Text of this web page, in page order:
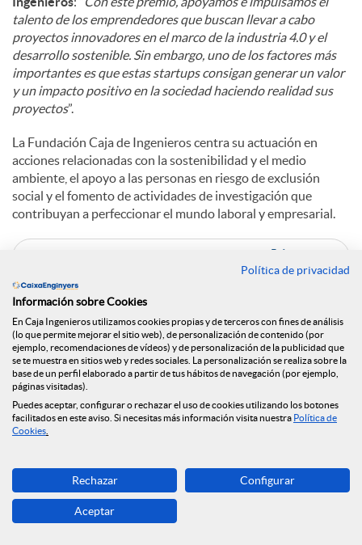
talento de los emprendedores que buscan llevar a cabo
proyectos innovadores en el marco de la industria 4.0 y el
desarrollo sostenible. Sin embargo, uno de los factores más
importantes es que estas startups consigan generar un valor
y un impacto positivo en la sociedad haciendo realidad sus
proyectos”.
La Fundación Caja de Ingenieros centra su actuación en
acciones relacionadas con la sostenibilidad y el medio
ambiente, el apoyo a las personas en riesgo de exclusión
social y el fomento de actividades de investigación que
contribuyan a perfeccionar el mundo laboral y empresarial.
C
o
m
p
a
Noticias relacionadas
El Grupo Caja Ingenieros se vuelca en el apoyo a
los afectados por la DANA
#CEApropa, la oficina bancaria móvil de Caja
Ingenieros, enciende motores
Política de privacidad
Información sobre Cookies
En Caja Ingenieros utilizamos cookies propias y de terceros con fines de análisis
(lo que permite mejorar el sitio web), de personalización de contenido (por
ejemplo, recomendaciones de vídeos) y de personalización de la publicidad que
se te muestra en sitios web y redes sociales. La personalización se realiza sobre la
base de un perfil elaborado a partir de tus hábitos de navegación (por ejemplo,
páginas visitadas).
Puedes aceptar, configurar o rechazar el uso de cookies utilizando los botones
facilitados en este aviso. Si necesitas más información visita nuestra Política de
Cookies
Rechazar Configurar
Aceptar